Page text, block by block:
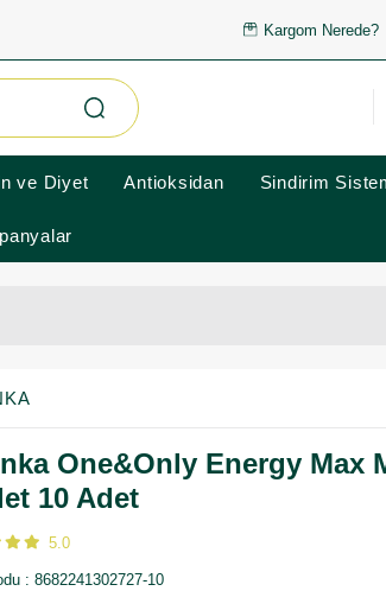
Kargom Nerede?
ve Diyet Antioksidan Sindirim
One&Only Energy Max
10 Adet
5.0
8682241302727-10